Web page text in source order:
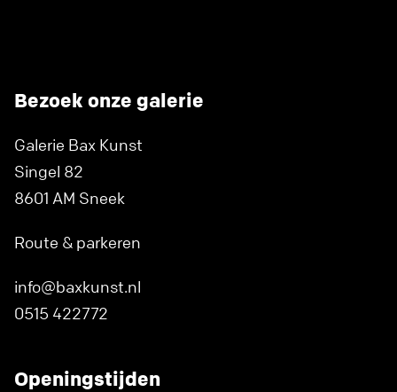
Bezoek onze galerie
Galerie Bax Kunst
Singel 82
8601 AM Sneek
Route & parkeren
info@baxkunst.nl
0515 422772
Openingstijden